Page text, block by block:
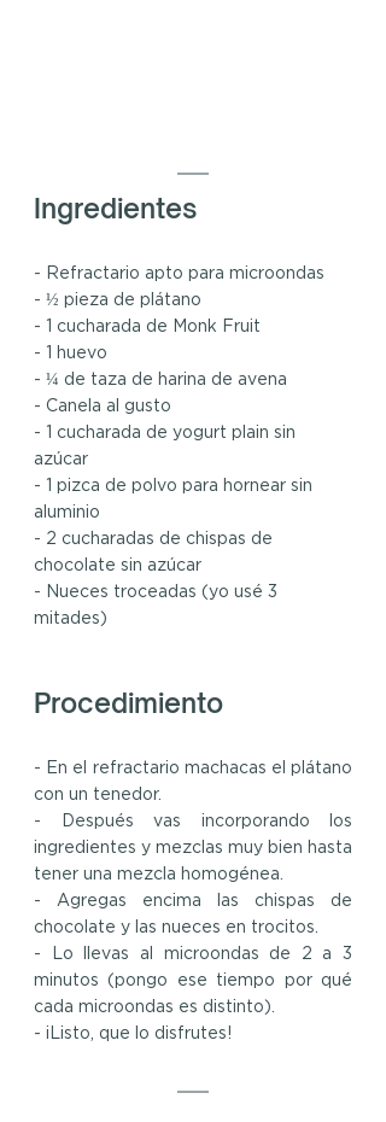
Ingredientes
- Refractario apto para microondas
- ½ pieza de plátano
- 1 cucharada de Monk Fruit
- 1 huevo
- ¼ de taza de harina de avena
- Canela al gusto
- 1 cucharada de yogurt plain sin
azúcar
- 1 pizca de polvo para hornear sin
aluminio
- 2 cucharadas de chispas de
chocolate sin azúcar
- Nueces troceadas (yo usé 3
mitades)
Procedimiento
- En el refractario machacas el plátano
con un tenedor.
- Después vas incorporando los
ingredientes y mezclas muy bien hasta
tener una mezcla homogénea.
- Agregas encima las chispas de
chocolate y las nueces en trocitos.
- Lo llevas al microondas de 2 a 3
minutos (pongo ese tiempo por qué
cada microondas es distinto).
- ¡Listo, que lo disfrutes!